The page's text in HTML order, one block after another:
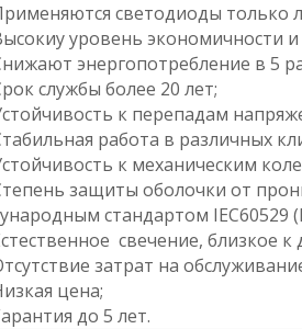
светодиоды только
уровень экономичности и
энергопотребление в 5
службы более 20 лет;
к перепадам
работа в различных
к механическим
защиты оболочки от
стандартом IEC60529
свечение, близкое к
затрат на
цена;
до 5 лет.